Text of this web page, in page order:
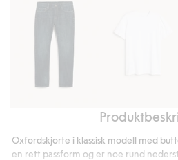
Vanlig
Oxfordskjorte i klassisk modell med
en rett passform og er noe rund